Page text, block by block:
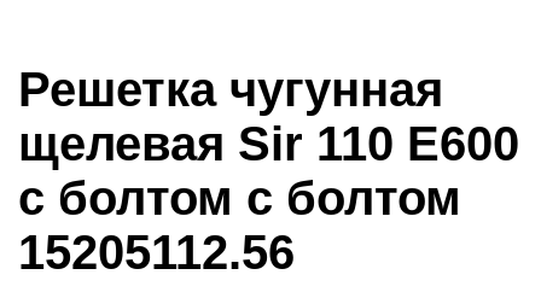
Решетка чугунная
щелевая Sir 110 E600
с болтом с болтом
15205112.56